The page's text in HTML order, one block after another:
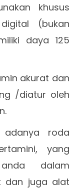
khusus
(bukan
daya 125
akurat dan
/diatur oleh
adanya roda
yang
dalam
dan juga alat